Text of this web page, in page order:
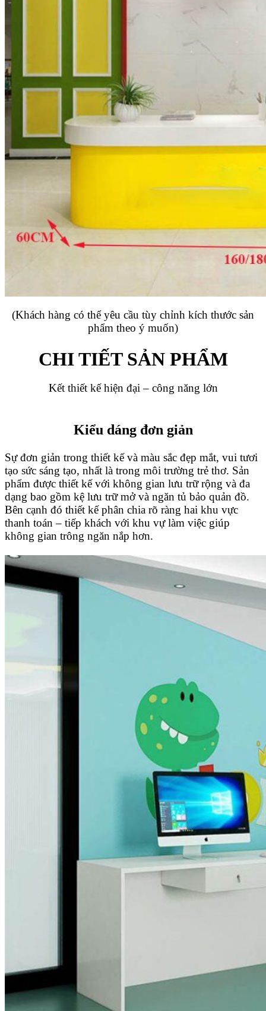
(Khách hàng có thể yêu cầu tùy chỉnh kích thước sản
phẩm theo ý muốn)
CHI TIẾT SẢN PHẨM
Kết thiết kế hiện đại – công năng lớn
Kiểu dáng đơn giản
Sự đơn giản trong thiết kế và màu sắc đẹp mắt, vui tươi
tạo sức sáng tạo, nhất là trong môi trường trẻ thơ. Sản
phẩm được thiết kế với không gian lưu trữ rộng và đa
dạng bao gồm kệ lưu trữ mở và ngăn tủ bảo quản đồ.
Bên cạnh đó thiết kế phân chia rõ ràng hai khu vực
thanh toán – tiếp khách với khu vự làm việc giúp
không gian trông ngăn nắp hơn.